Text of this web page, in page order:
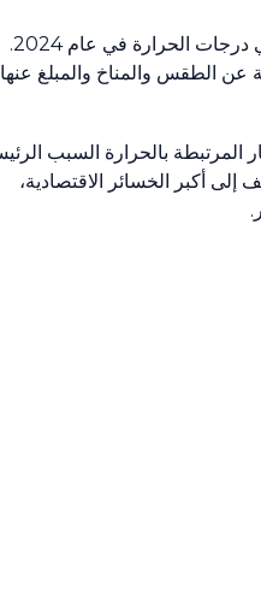
وكان عام 2023 هو العام الأحر على الإطلاق منذ بدء تسجيل درجات الحرارة حتى الآن، واستمر هذا الارتفاع غير المسبوق في درجات الحرارة في عام 2024.
عن الطقس والمناخ والمبلغ عنها
الأخطار المرتبطة بالحرارة السبب
إلى أكبر الخسائر الاقتصادية،